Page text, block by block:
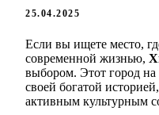
25.04.2025
Если вы ищете место,
современной жизнью,
выбором. Этот город на
своей богатой
активным культурным